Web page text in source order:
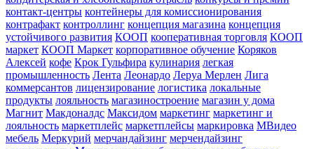
контакт-центры контейнеры для комиссионирования
контрафакт контроллинг концепция магазина концепция
устойчивого развития КООП кооперативная торговля КООП
маркет КООП Маркет корпоративное обучение Коряков
Алексей кофе Крок Гульфира кулинария легкая
промышленность Лента Леонардо Леруа Мерлен Лига
коммерсантов лицензирование логистика локальные
продукты лояльность магазиностроение магазин у дома
Магнит Макдоналдс Максидом маркетинг маркетинг и
лояльность маркетплейс маркетплейсы маркировка МВидео
мебель Меркурий мерчандайзинг мерчендайзинг